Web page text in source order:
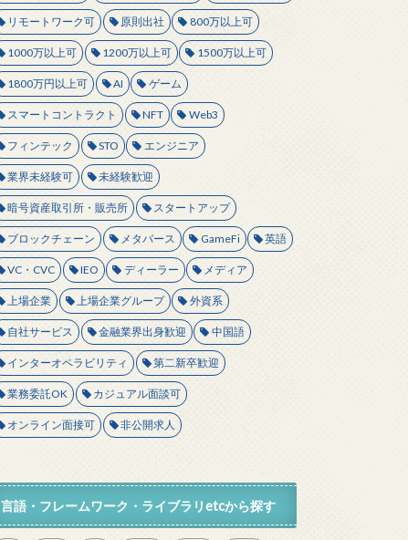
リモートワーク可 原則出社 800万以上可
1000万以上可 1200万以上可 1500万以上可
1800万円以上可 AI ゲーム
スマートコントラクト NFT Web3
フィンテック STO エンジニア
業界未経験可 未経験歓迎
暗号資産取引所・販売所 スタートアップ
ブロックチェーン メタバース GameFi 英語
VC・CVC IEO ディーラー メディア
上場企業 上場企業グループ 外資系
自社サービス 金融業界出身歓迎 中国語
インターオペラビリティ 第二新卒歓迎
業務委託OK カジュアル面談可
オンライン面接可 非公開求人
言語・フレームワーク・ライブラリetcから探す